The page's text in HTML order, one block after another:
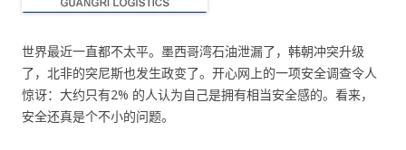
世界最近一直都不太平。墨西哥湾石油泄漏了，韩朝冲突升级
了，北非的突尼斯也发生政变了。开心网上的一项安全调查令人
惊讶：大约只有2% 的人认为自己是拥有相当安全感的。看来，
安全还真是个不小的问题。